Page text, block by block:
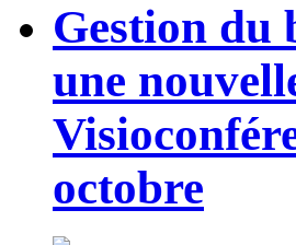
Gestion du
une
octobre